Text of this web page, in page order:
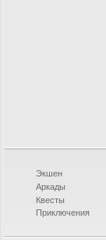
Экшен
Аркады
Квесты
Приключения